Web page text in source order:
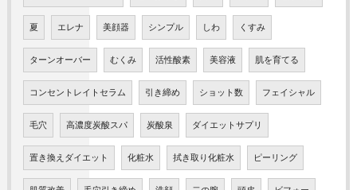
夏 エレナ 美顔器 シンプル しわ くすみ
ターンオーバー むくみ 活性酸素 美容液 肌を育てる
コンセントレイトセラム 引き締め ショット数 フェイシャル
毛穴 高濃度炭酸スパ 炭酸泉 ダイエットサプリ
置き換えダイエット 化粧水 拭き取り化粧水 ピーリング